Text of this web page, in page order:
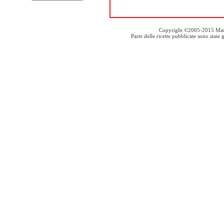
Copyright ©2005-2015
Parte delle ricette pubblicate sono state